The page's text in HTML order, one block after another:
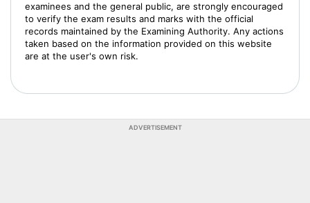
examinees and the general public, are strongly encouraged
to verify the exam results and marks with the official
records maintained by the Examining Authority. Any actions
taken based on the information provided on this website
are at the user's own risk.
ADVERTISEMENT